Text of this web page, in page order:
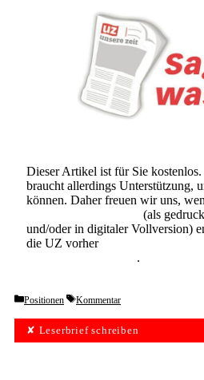
Dieser Artikel ist für Sie
braucht allerdings Unterstützung,
können. Daher freuen wir uns,
(als
und/oder in digitaler Vollversion)
die UZ vorher
.
Categories
Positionen Tags
Kommentar
✘ Leserbrief schreiben